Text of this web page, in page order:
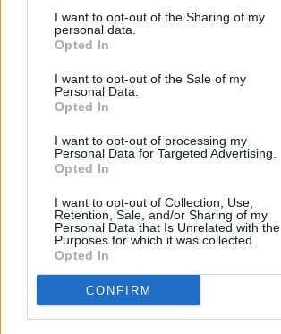
I want to opt-out of the Sharing of my
personal data.
Opted In
I want to opt-out of the Sale of my
Personal Data.
Opted In
I want to opt-out of processing my
Personal Data for Targeted Advertising.
Opted In
I want to opt-out of Collection, Use,
Retention, Sale, and/or Sharing of my
Personal Data that Is Unrelated with the
Purposes for which it was collected.
Opted In
CONFIRM